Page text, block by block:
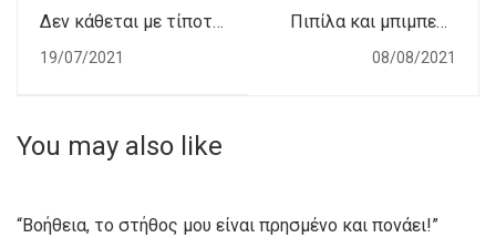
Δεν κάθεται με τίποτα
19/07/2021
Πιπίλα και μπιμπερό
όταν θηλάζουμε
08/08/2021
You may also like
“Βοήθεια, το στήθος μου είναι πρησμένο και πονάει!”